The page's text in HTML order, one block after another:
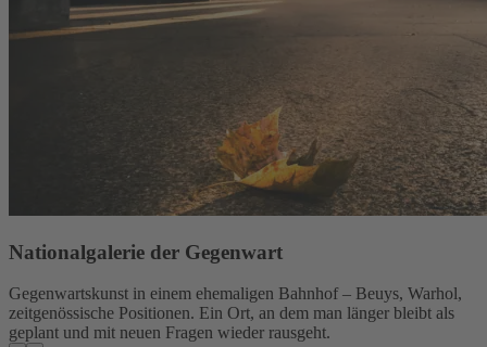
Nationalgalerie der Gegenwart
Gegenwartskunst in einem ehemaligen Bahnhof – Beuys, Warhol,
zeitgenössische Positionen. Ein Ort, an dem man länger bleibt als
geplant und mit neuen Fragen wieder rausgeht.